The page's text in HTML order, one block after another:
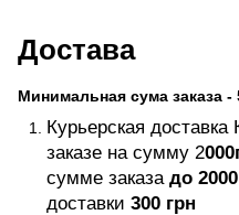
Достава
Минимальная сума заказа -
Курьерская
заказе на сумму 2
сумме заказа до
доставки 300 грн